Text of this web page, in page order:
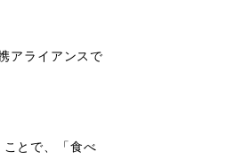
アライアンスで
とで、「食べ